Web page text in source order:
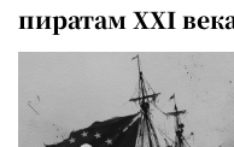
пиратам XXI